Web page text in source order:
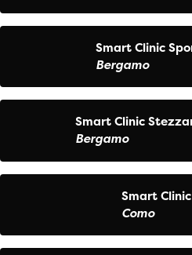
Smart Clinic
Bergamo
Smart Clinic
Bergamo
Smart
Como